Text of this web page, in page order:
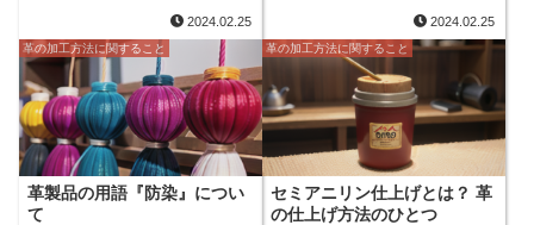
2024.02.25 2024.02.25
革の加工方法に関すること
革製品の用語『防染』につい
て
革の加工方法に関すること
セミアニリン仕上げとは？ 革
の仕上げ方法のひとつ